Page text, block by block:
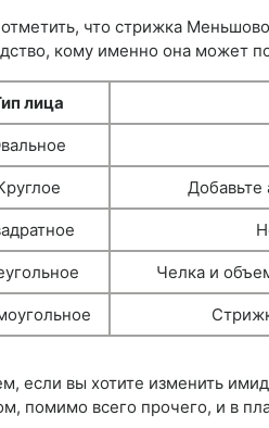
что стрижка
кому именно она может
лица
Добавьте
Челка и
если вы хотите изменить
помимо всего прочего, и в